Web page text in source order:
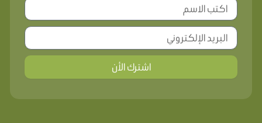
اشترك الأن